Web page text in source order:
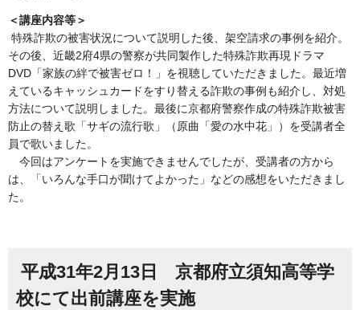
＜講座内容等＞
特殊詐欺の被害状況について説明した後、架空請求の事例を紹介。
その後、近畿2府4県の警察が共同製作した特殊詐欺再現ドラマ
DVD「家族の絆で被害ゼロ！」を視聴していただきました。最近増
えているキャッシュカードをすり替える詐欺の事例も紹介し、対処
方法について説明しました。最後に京都府警察作成の特殊詐欺被害
防止の替え歌「サギの流行歌」（原曲「愛の水中花」）を受講者全
員で歌いました。
今回はアンケートを実施できませんでしたが、受講者の方から
は、「いろんな手口が聞けてよかった」などの感想をいただきまし
た。
平成31年2月13日 京都府立須知高等学
校にて出前講座を実施